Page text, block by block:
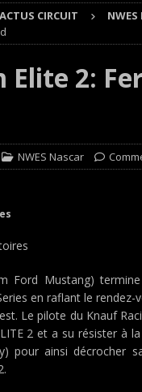
: Aydie conclut un week-
: Victoire et double podium
and WINBO-
CIRCUIT NWES
Elite 2:
NWES Nascar
Ford Mustang)
en raflant le
Le pilote du Knauf
2 et a su résister à la
pour ainsi décrocher